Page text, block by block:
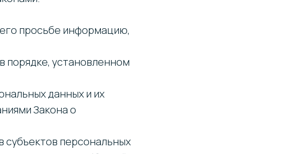
просьбе информацию,
порядке, установленном
данных и их
Закона о
персональных